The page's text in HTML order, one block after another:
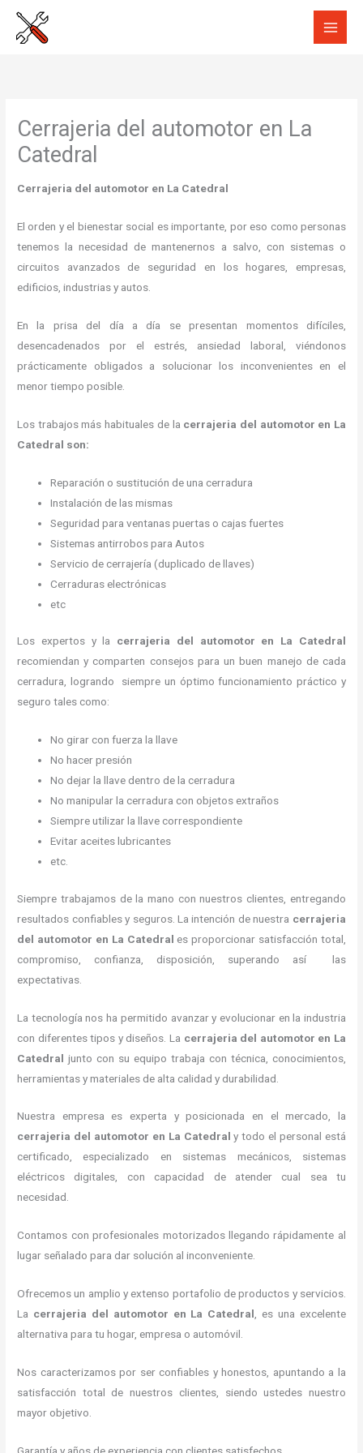
Cerrajeria del automotor en La
Catedral
Cerrajeria del automotor en La Catedral
El orden y el bienestar social es importante, por eso como personas
tenemos la necesidad de mantenernos a salvo, con sistemas o
circuitos avanzados de seguridad en los hogares, empresas,
edificios, industrias y autos.
En la prisa del día a día se presentan momentos difíciles,
desencadenados por el estrés, ansiedad laboral, viéndonos
prácticamente obligados a solucionar los inconvenientes en el
menor tiempo posible.
Los trabajos más habituales de la cerrajeria del automotor en La
Catedral son:
Reparación o sustitución de una cerradura
Instalación de las mismas
Seguridad para ventanas puertas o cajas fuertes
Sistemas antirrobos para Autos
Servicio de cerrajería (duplicado de llaves)
Cerraduras electrónicas
etc
Los expertos y la cerrajeria del automotor en La Catedral
recomiendan y comparten consejos para un buen manejo de cada
cerradura, logrando siempre un óptimo funcionamiento práctico y
seguro tales como:
No girar con fuerza la llave
No hacer presión
No dejar la llave dentro de la cerradura
No manipular la cerradura con objetos extraños
Siempre utilizar la llave correspondiente
Evitar aceites lubricantes
etc.
Siempre trabajamos de la mano con nuestros clientes, entregando
resultados confiables y seguros. La intención de nuestra cerrajeria
del automotor en La Catedral es proporcionar satisfacción total,
compromiso, confianza, disposición, superando así las
expectativas.
La tecnología nos ha permitido avanzar y evolucionar en la industria
con diferentes tipos y diseños. La cerrajeria del automotor en La
Catedral junto con su equipo trabaja con técnica, conocimientos,
herramientas y materiales de alta calidad y durabilidad.
Nuestra empresa es experta y posicionada en el mercado, la
cerrajeria del automotor en La Catedral y todo el personal está
certificado, especializado en sistemas mecánicos, sistemas
eléctricos digitales, con capacidad de atender cual sea tu
necesidad.
Contamos con profesionales motorizados llegando rápidamente al
lugar señalado para dar solución al inconveniente.
Ofrecemos un amplio y extenso portafolio de productos y servicios.
La cerrajeria del automotor en La Catedral , es una excelente
alternativa para tu hogar, empresa o automóvil.
Nos caracterizamos por ser confiables y honestos, apuntando a la
satisfacción total de nuestros clientes, siendo ustedes nuestro
mayor objetivo.